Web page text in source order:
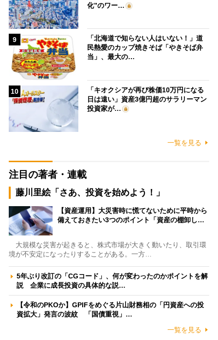
化”のワー…
9
「北海道で知らない人はいない！」道
民熱愛のカップ焼きそば「やきそば弁
当」、最大の…
10
「キオクシアが再び株価10万円になる
日は遠い」資産3億円超のサラリーマン
投資家が…
一覧を見る
注目の著者・連載
藤川里絵「さあ、投資を始めよう！」
【資産運用】大災害時に慌てないために平時から
備えておきたい3つのポイント「資産の棚卸し…
大規模な災害が起きると、株式市場が大きく動いたり、取引環
境が不安定になったりすることがある。一方…
5年ぶり改訂の「CGコード」、何が変わったのかポイントを解
説 企業に成長投資の具体的な説…
【令和のPKOか】GPIFをめぐる片山財務相の「円資産への投
資拡大」発言の波紋 「国債重視」…
一覧を見る